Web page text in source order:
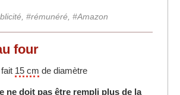
#rémunéré, #Amazon
four
15 cm de diamètre
ne doit pas être rempli plus de la